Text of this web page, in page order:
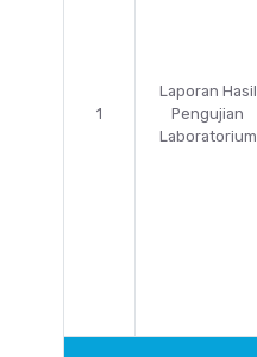
1
Laporan Hasil
Pengujian
Laboratorium